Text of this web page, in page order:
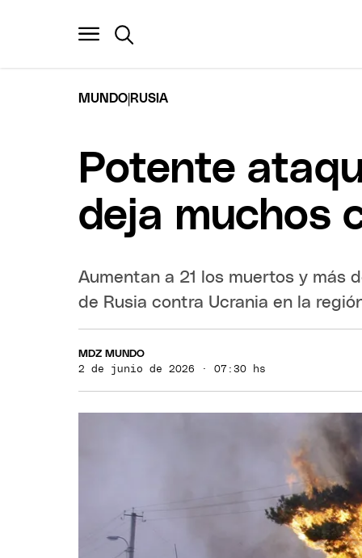
MUNDO RUSIA
Potente
deja muchos
Aumentan a 21 los muertos y más
de Rusia contra Ucrania en la
MDZ MUNDO
2 de junio de 2026 · 07:30 hs